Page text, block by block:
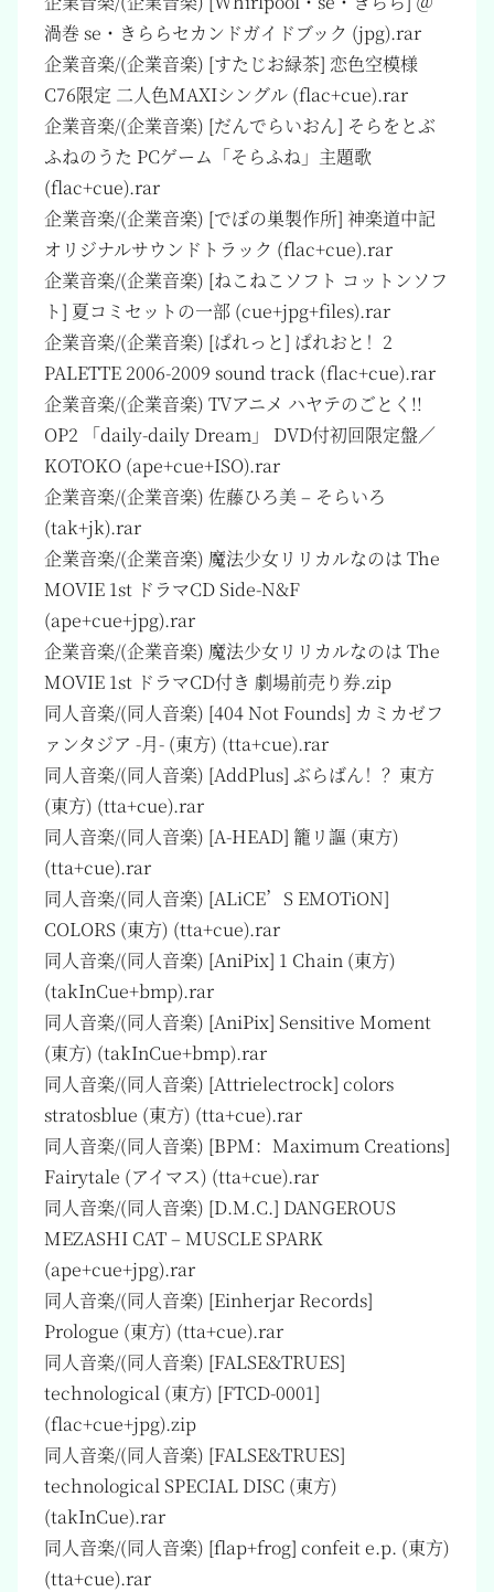
渦巻 se・きららセカンドガイドブック (jpg).rar
企業音楽/(企業音楽) [すたじお緑茶] 恋色空模様
C76限定 二人色MAXIシングル (flac+cue).rar
企業音楽/(企業音楽) [だんでらいおん] そらをとぶ
ふねのうた PCゲーム「そらふね」主題歌
(flac+cue).rar
企業音楽/(企業音楽) [でぼの巣製作所] 神楽道中記
オリジナルサウンドトラック (flac+cue).rar
企業音楽/(企業音楽) [ねこねこソフト コットンソフ
ト] 夏コミセットの一部 (cue+jpg+files).rar
企業音楽/(企業音楽) [ぱれっと] ぱれおと！2
PALETTE 2006-2009 sound track (flac+cue).rar
企業音楽/(企業音楽) TVアニメ ハヤテのごとく!!
OP2 「daily-daily Dream」 DVD付初回限定盤／
KOTOKO (ape+cue+ISO).rar
企業音楽/(企業音楽) 佐藤ひろ美 – そらいろ
(tak+jk).rar
企業音楽/(企業音楽) 魔法少女リリカルなのは The
MOVIE 1st ドラマCD Side-N&F
(ape+cue+jpg).rar
企業音楽/(企業音楽) 魔法少女リリカルなのは The
MOVIE 1st ドラマCD付き 劇場前売り券.zip
同人音楽/(同人音楽) [404 Not Founds] カミカゼフ
ァンタジア -月- (東方) (tta+cue).rar
同人音楽/(同人音楽) [AddPlus] ぶらばん！？東方
(東方) (tta+cue).rar
同人音楽/(同人音楽) [A-HEAD] 籠リ謳 (東方)
(tta+cue).rar
同人音楽/(同人音楽) [ALiCE’S EMOTiON]
COLORS (東方) (tta+cue).rar
同人音楽/(同人音楽) [AniPix] 1 Chain (東方)
(takInCue+bmp).rar
同人音楽/(同人音楽) [AniPix] Sensitive Moment
(東方) (takInCue+bmp).rar
同人音楽/(同人音楽) [Attrielectrock] colors
stratosblue (東方) (tta+cue).rar
同人音楽/(同人音楽) [BPM：Maximum Creations]
Fairytale (アイマス) (tta+cue).rar
同人音楽/(同人音楽) [D.M.C.] DANGEROUS
MEZASHI CAT – MUSCLE SPARK
(ape+cue+jpg).rar
同人音楽/(同人音楽) [Einherjar Records]
Prologue (東方) (tta+cue).rar
同人音楽/(同人音楽) [FALSE&TRUES]
technological (東方) [FTCD-0001]
(flac+cue+jpg).zip
同人音楽/(同人音楽) [FALSE&TRUES]
technological SPECIAL DISC (東方)
(takInCue).rar
同人音楽/(同人音楽) [flap+frog] confeit e.p. (東方)
(tta+cue).rar